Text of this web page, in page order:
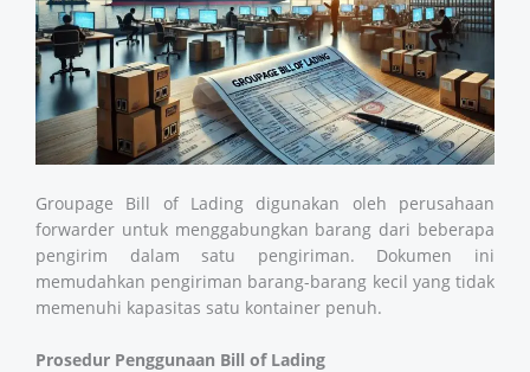
Groupage Bill of Lading digunakan oleh perusahaan
forwarder untuk menggabungkan barang dari beberapa
pengirim dalam satu pengiriman. Dokumen ini
memudahkan pengiriman barang-barang kecil yang tidak
memenuhi kapasitas satu kontainer penuh.
Prosedur Penggunaan Bill of Lading